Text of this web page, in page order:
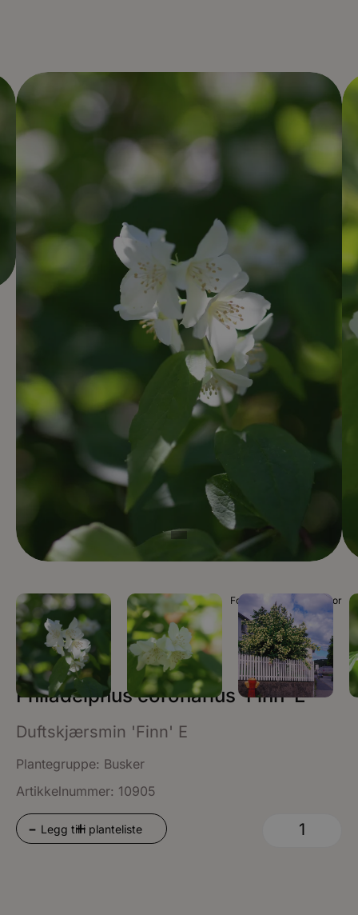
Foto Plantinor / Plantinor
Philadelphus coronarius ‘Finn’ E
Duftskjærsmin 'Finn' E
Plantegruppe: Busker
Artikkelnummer: 10905
- +
Legg til i planteliste